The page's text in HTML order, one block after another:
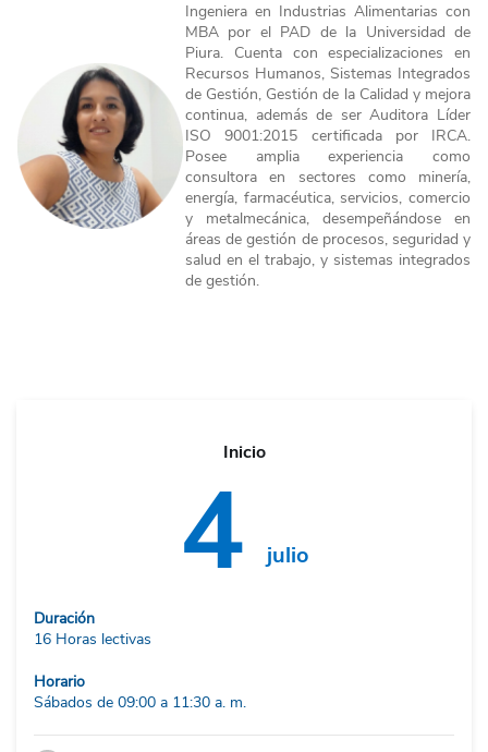
Ingeniera en Industrias Alimentarias con
MBA por el PAD de la Universidad de
Piura. Cuenta con especializaciones en
Recursos Humanos, Sistemas Integrados
de Gestión, Gestión de la Calidad y mejora
continua, además de ser Auditora Líder
ISO 9001:2015 certificada por IRCA.
Posee amplia experiencia como
consultora en sectores como minería,
energía, farmacéutica, servicios, comercio
y metalmecánica, desempeñándose en
áreas de gestión de procesos, seguridad y
salud en el trabajo, y sistemas integrados
de gestión.
Inicio
4 julio
Duración
16 Horas lectivas
Horario
Sábados de 09:00 a 11:30 a. m.